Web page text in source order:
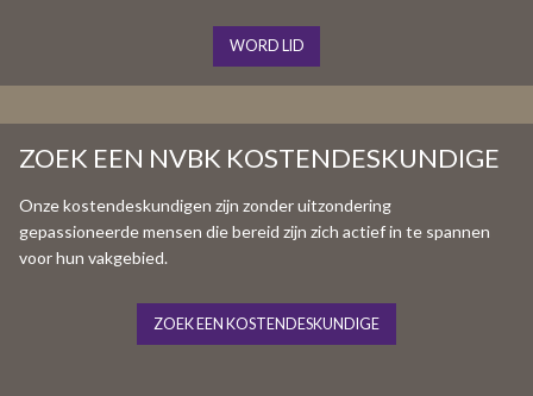
WORD LID
ZOEK EEN NVBK KOSTENDESKUNDIGE
Onze kostendeskundigen zijn zonder uitzondering
gepassioneerde mensen die bereid zijn zich actief in te spannen
voor hun vakgebied.
ZOEK EEN KOSTENDESKUNDIGE